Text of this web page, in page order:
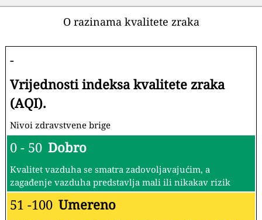
O razinama kvalitete zraka
-
Vrijednosti indeksa kvalitete zraka
(AQI).
Nivoi zdravstvene brige
0 - 50 Dobro
Kvalitet vazduha se smatra zadovoljavajućim, a
zagađenje vazduha predstavlja mali ili nikakav rizik
51 -100 Umereno